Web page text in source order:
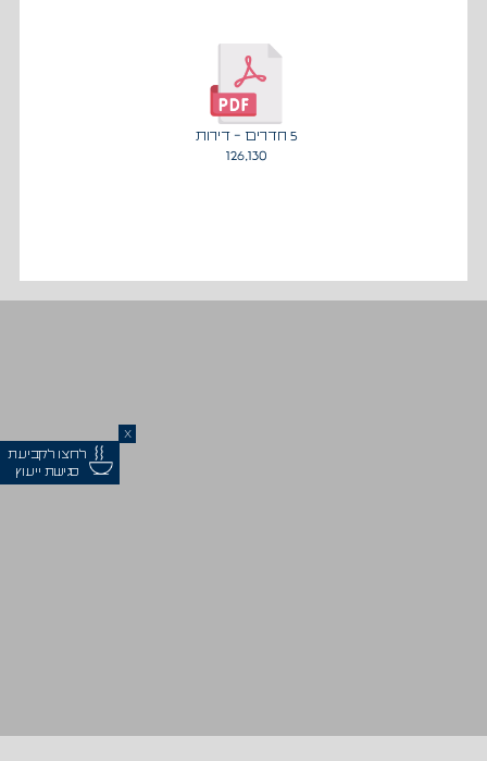
5 חדרים - דירות
126,130
X
לחצו לקביעת
פגישת ייעוץ